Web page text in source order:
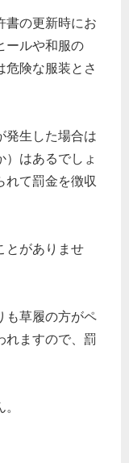
書の更新時にお
ールや和服の
危険な服装とさ
発生した場合は
はあるでしょ
れて罰金を徴収
とがありませ
も草履の方がペ
れますので、罰